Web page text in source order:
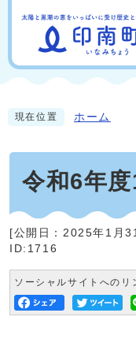
現在位置 ホーム
令和6年
[公開日： 2025年1月
ID:1716
ソーシャルサイトへのリ